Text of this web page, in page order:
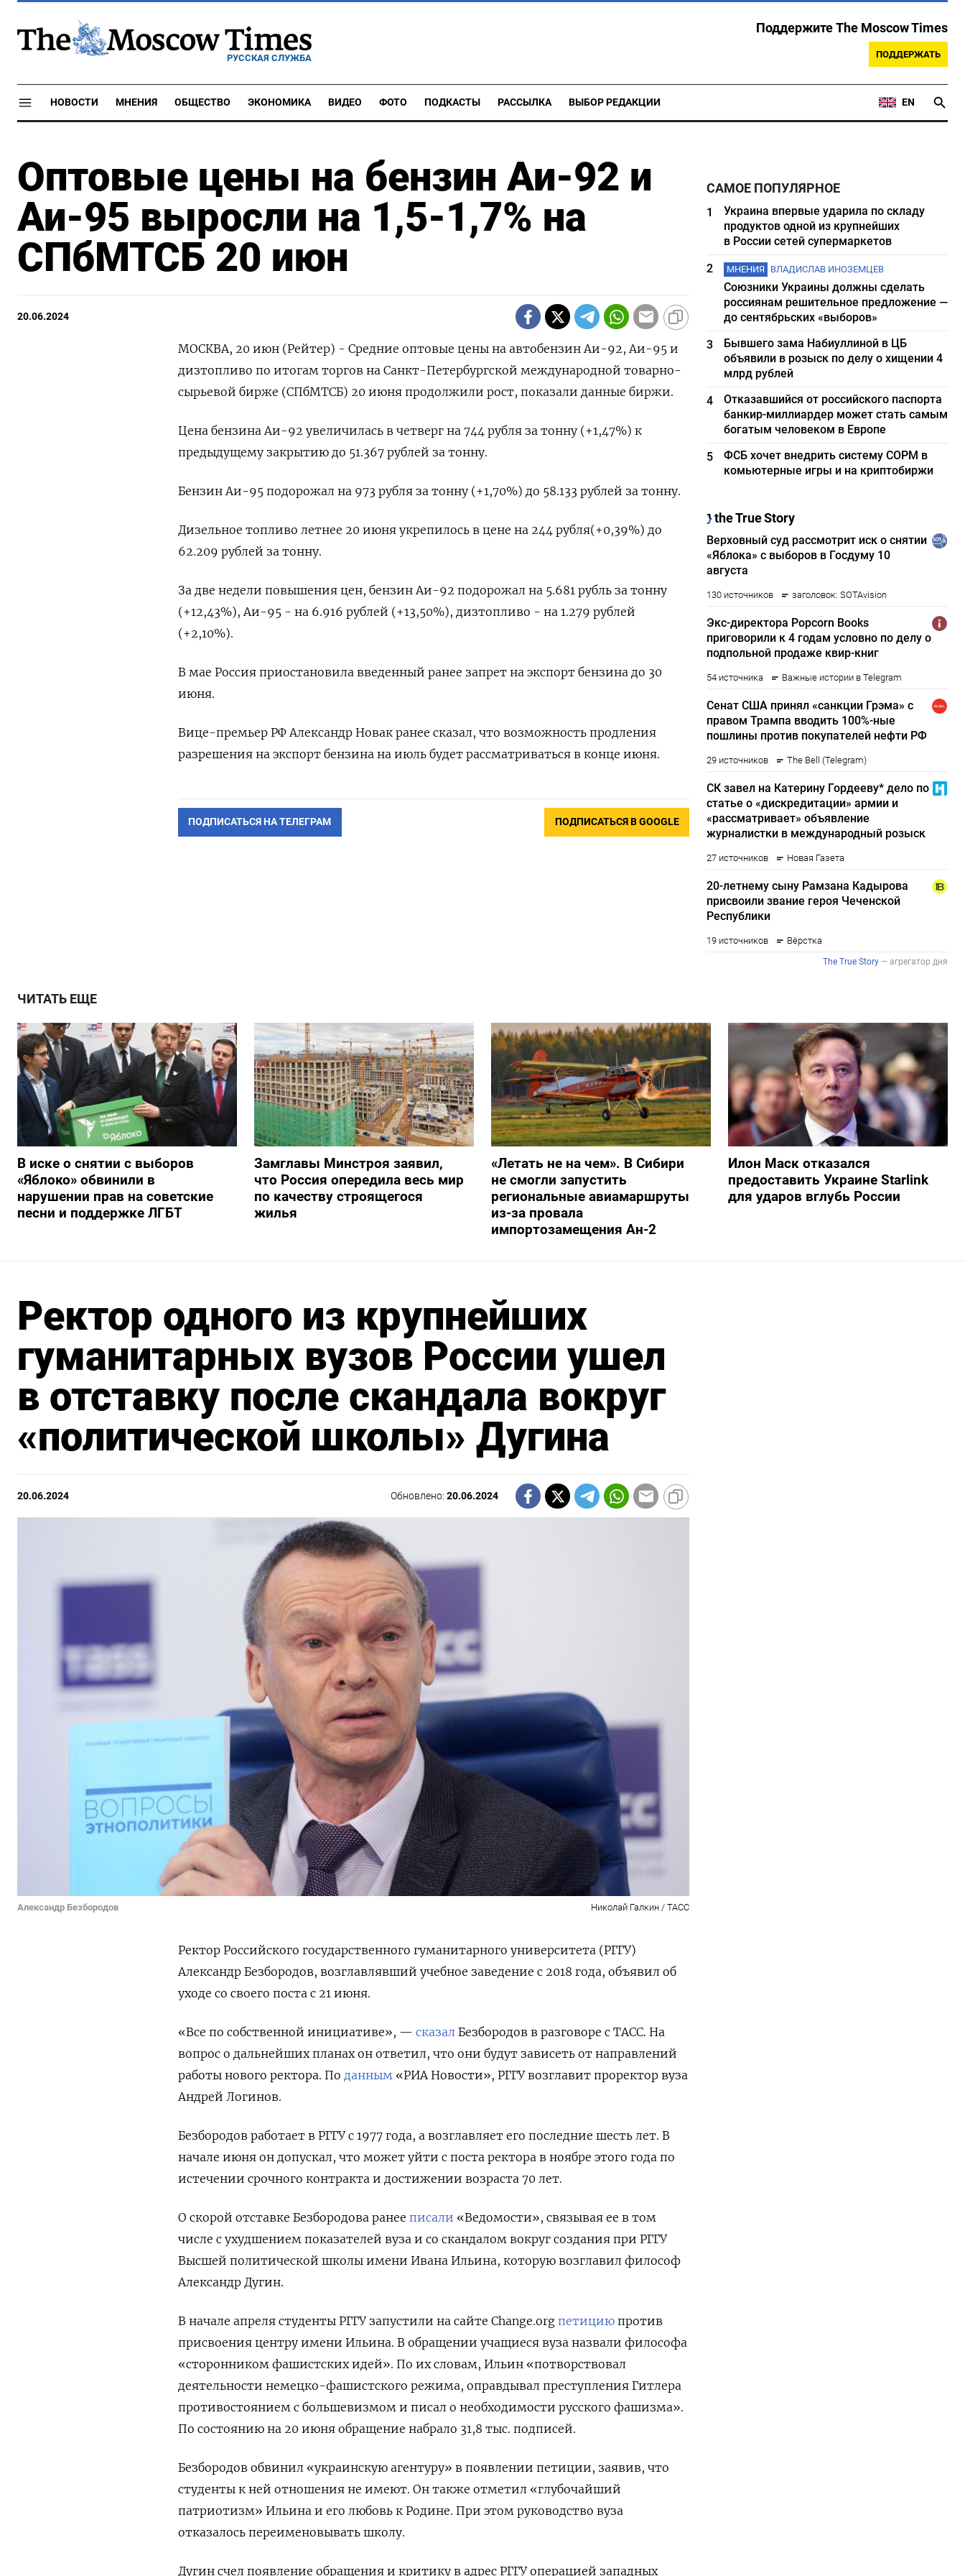
РУССКАЯ СЛУЖБА
Поддержите The Moscow Times
ПОДДЕРЖАТЬ
НОВОСТИ МНЕНИЯ ОБЩЕСТВО ЭКОНОМИКА ВИДЕО ФОТО ПОДКАСТЫ РАССЫЛКА ВЫБОР РЕДАКЦИИ EN
Оптовые цены на бензин Аи-92 и
Аи-95 выросли на 1,5-1,7% на
СПбМТСБ 20 июн
20.06.2024
МОСКВА, 20 июн (Рейтер) - Средние оптовые цены на автобензин Аи-92, Аи-95 и
дизтопливо по итогам торгов на Санкт-Петербургской международной товарно-
сырьевой бирже (СПбМТСБ) 20 июня продолжили рост, показали данные биржи.
Цена бензина Аи-92 увеличилась в четверг на 744 рубля за тонну (+1,47%) к
предыдущему закрытию до 51.367 рублей за тонну.
Бензин Аи-95 подорожал на 973 рубля за тонну (+1,70%) до 58.133 рублей за тонну.
Дизельное топливо летнее 20 июня укрепилось в цене на 244 рубля(+0,39%) до
62.209 рублей за тонну.
За две недели повышения цен, бензин Аи-92 подорожал на 5.681 рубль за тонну
(+12,43%), Аи-95 - на 6.916 рублей (+13,50%), дизтопливо - на 1.279 рублей
(+2,10%).
В мае Россия приостановила введенный ранее запрет на экспорт бензина до 30
июня.
Вице-премьер РФ Александр Новак ранее сказал, что возможность продления
разрешения на экспорт бензина на июль будет рассматриваться в конце июня.
ПОДПИСАТЬСЯ НА ТЕЛЕГРАМ ПОДПИСАТЬСЯ В GOOGLE
САМОЕ ПОПУЛЯРНОЕ
1
Украина впервые ударила по складу
продуктов одной из крупнейших
в России сетей супермаркетов
2
МНЕНИЯ ВЛАДИСЛАВ ИНОЗЕМЦЕВ
Союзники Украины должны сделать
россиянам решительное предложение —
до сентябрьских «выборов»
3
Бывшего зама Набиуллиной в ЦБ
объявили в розыск по делу о хищении 4
млрд рублей
4
Отказавшийся от российского паспорта
банкир-миллиардер может стать самым
богатым человеком в Европе
5
ФСБ хочет внедрить систему СОРМ в
комьютерные игры и на криптобиржи
ЧИТАТЬ ЕЩЕ
В иске о снятии с выборов
«Яблоко» обвинили в
нарушении прав на советские
песни и поддержке ЛГБТ
Замглавы Минстроя заявил,
что Россия опередила весь мир
по качеству строящегося
жилья
«Летать не на чем». В Сибири
не смогли запустить
региональные авиамаршруты
из-за провала
импортозамещения Ан-2
Илон Маск отказался
предоставить Украине Starlink
для ударов вглубь России
Ректор одного из крупнейших
гуманитарных вузов России ушел
в отставку после скандала вокруг
«политической школы» Дугина
20.06.2024 Обновлено:20.06.2024
Александр Безбородов Николай Галкин / ТАСС
Ректор Российского государственного гуманитарного университета (РГГУ)
Александр Безбородов, возглавлявший учебное заведение с 2018 года, объявил об
уходе со своего поста с 21 июня.
«Все по собственной инициативе», — сказал Безбородов в разговоре с ТАСС. На
вопрос о дальнейших планах он ответил, что они будут зависеть от направлений
работы нового ректора. По данным «РИА Новости», РГГУ возглавит проректор вуза
Андрей Логинов.
Безбородов работает в РГГУ с 1977 года, а возглавляет его последние шесть лет. В
начале июня он допускал, что может уйти с поста ректора в ноябре этого года по
истечении срочного контракта и достижении возраста 70 лет.
О скорой отставке Безбородова ранее писали «Ведомости», связывая ее в том
числе с ухудшением показателей вуза и со скандалом вокруг создания при РГГУ
Высшей политической школы имени Ивана Ильина, которую возглавил философ
Александр Дугин.
В начале апреля студенты РГГУ запустили на сайте Change.org петицию против
присвоения центру имени Ильина. В обращении учащиеся вуза назвали философа
«сторонником фашистских идей». По их словам, Ильин «потворствовал
деятельности немецко-фашистского режима, оправдывал преступления Гитлера
противостоянием с большевизмом и писал о необходимости русского фашизма».
По состоянию на 20 июня обращение набрало 31,8 тыс. подписей.
Безбородов обвинил «украинскую агентуру» в появлении петиции, заявив, что
студенты к ней отношения не имеют. Он также отметил «глубочайший
патриотизм» Ильина и его любовь к Родине. При этом руководство вуза
отказалось переименовывать школу.
Дугин счел появление обращения и критику в адрес РГГУ операцией западных